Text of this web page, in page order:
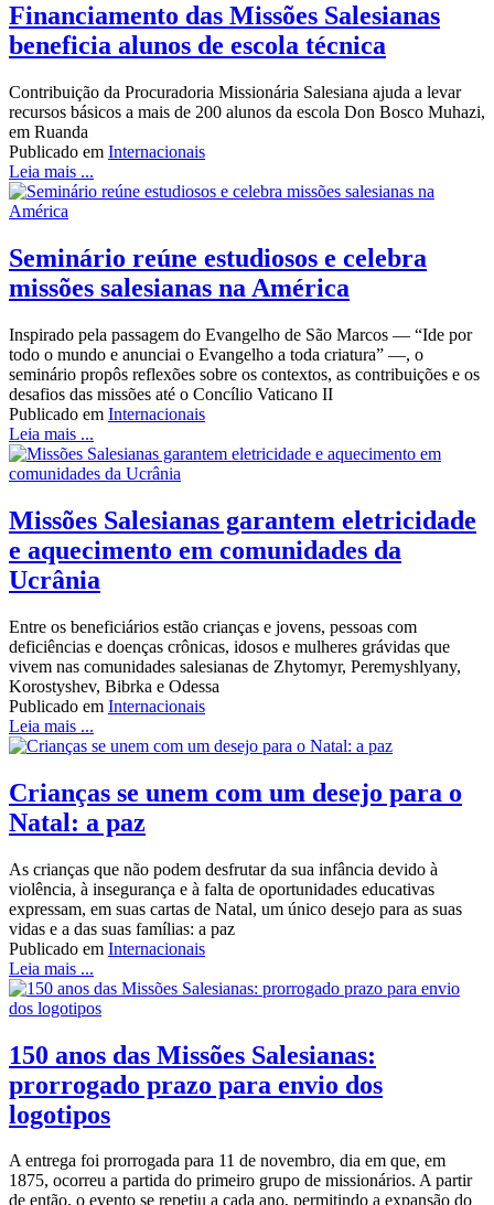
Financiamento das Missões Salesianas
beneficia alunos de escola técnica
Contribuição da Procuradoria Missionária Salesiana ajuda a levar
recursos básicos a mais de 200 alunos da escola Don Bosco Muhazi,
em Ruanda
Publicado em Internacionais
Leia mais ...
Seminário reúne estudiosos e celebra
missões salesianas na América
Inspirado pela passagem do Evangelho de São Marcos — “Ide por
todo o mundo e anunciai o Evangelho a toda criatura” —, o
seminário propôs reflexões sobre os contextos, as contribuições e os
desafios das missões até o Concílio Vaticano II
Publicado em Internacionais
Leia mais ...
Missões Salesianas garantem eletricidade
e aquecimento em comunidades da
Ucrânia
Entre os beneficiários estão crianças e jovens, pessoas com
deficiências e doenças crônicas, idosos e mulheres grávidas que
vivem nas comunidades salesianas de Zhytomyr, Peremyshlyany,
Korostyshev, Bibrka e Odessa
Publicado em Internacionais
Leia mais ...
Crianças se unem com um desejo para o
Natal: a paz
As crianças que não podem desfrutar da sua infância devido à
violência, à insegurança e à falta de oportunidades educativas
expressam, em suas cartas de Natal, um único desejo para as suas
vidas e a das suas famílias: a paz
Publicado em Internacionais
Leia mais ...
150 anos das Missões Salesianas:
prorrogado prazo para envio dos
logotipos
A entrega foi prorrogada para 11 de novembro, dia em que, em
1875, ocorreu a partida do primeiro grupo de missionários. A partir
de então, o evento se repetiu a cada ano, permitindo a expansão do